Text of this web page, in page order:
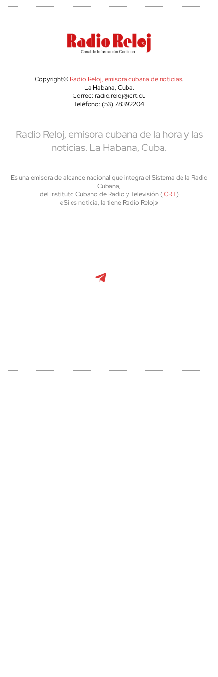
Copyright© Radio Reloj, emisora cubana de noticias.
La Habana, Cuba.
Correo: radio.reloj@icrt.cu
Teléfono: (53) 78392204
Radio Reloj, emisora cubana de la hora y las
noticias. La Habana, Cuba.
Es una emisora de alcance nacional que integra el Sistema de la Radio
Cubana,
del Instituto Cubano de Radio y Televisión (ICRT)
«Si es noticia, la tiene Radio Reloj»